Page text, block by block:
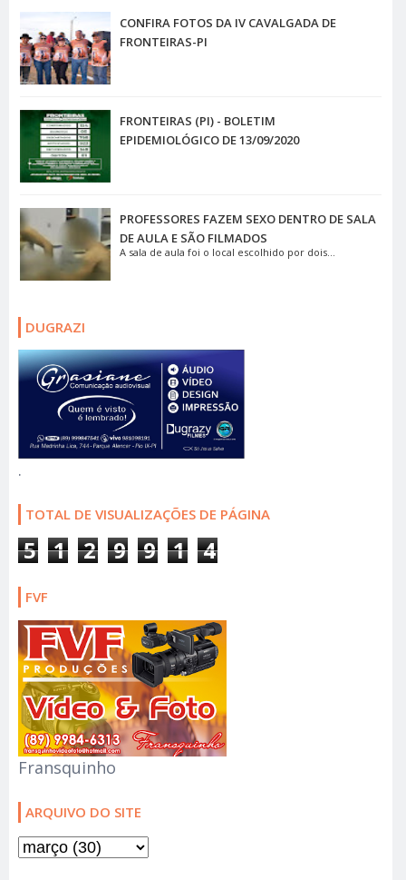
CONFIRA FOTOS DA IV CAVALGADA DE
FRONTEIRAS-PI
FRONTEIRAS (PI) - BOLETIM
EPIDEMIOLÓGICO DE 13/09/2020
PROFESSORES FAZEM SEXO DENTRO DE SALA
DE AULA E SÃO FILMADOS
A sala de aula foi o local escolhido por dois...
DUGRAZI
.
TOTAL DE VISUALIZAÇÕES DE PÁGINA
5 1 2 9 9 1 4
FVF
Fransquinho
ARQUIVO DO SITE